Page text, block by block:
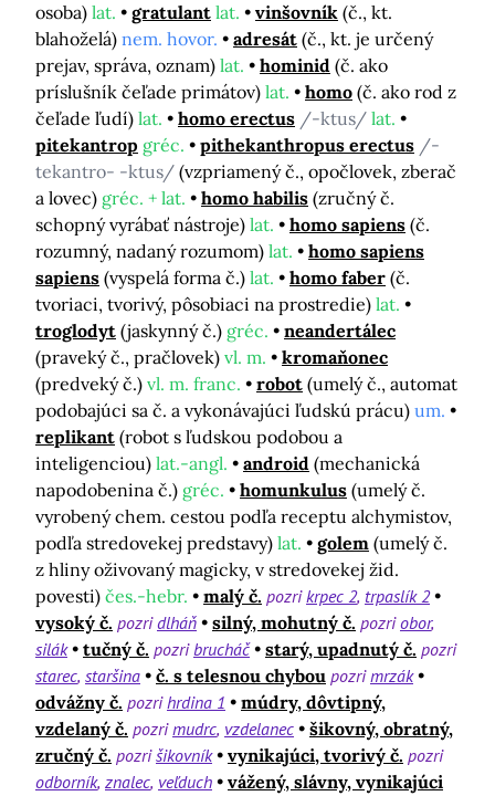
osoba) lat. gratulant lat. vinšovník (č., kt.
blahoželá) nem. hovor. adresát (č., kt. je určený
prejav, správa, oznam) lat. hominid (č. ako
príslušník čeľade primátov) lat. homo (č. ako rod z
čeľade ľudí) lat. homo erectus /-ktus/ lat.
pitekantrop gréc. pithekanthropus erectus /-
tekantro- -ktus/ (vzpriamený č., opočlovek, zberač
a lovec) gréc. + lat. homo habilis (zručný č.
schopný vyrábať nástroje) lat. homo sapiens (č.
rozumný, nadaný rozumom) lat.
homo sapiens
sapiens (vyspelá forma č.) lat. homo faber (č.
tvoriaci, tvorivý, pôsobiaci na prostredie) lat.
troglodyt (jaskynný č.) gréc.
neandertálec
(praveký č., pračlovek) vl. m.
kromaňonec
(predveký č.) vl. m. franc. robot (umelý č., automat
podobajúci sa č. a vykonávajúci ľudskú prácu) um.
replikant (robot s ľudskou podobou a
inteligenciou) lat.-angl. android (mechanická
napodobenina č.) gréc. homunkulus (umelý č.
vyrobený chem. cestou podľa receptu alchymistov,
podľa stredovekej predstavy) lat. golem (umelý č.
z hliny oživovaný magicky, v stredovekej žid.
povesti) čes.-hebr. malý č. pozrikrpec 2 trpaslík 2
vysoký č. pozridlháň silný, mohutný č. pozriobor
silák
tučný č. pozribrucháč starý, upadnutý č. pozri
starec staršina č. s telesnou chybou pozrimrzák
odvážny č. pozrihrdina 1
múdry, dôvtipný,
vzdelaný č. pozrimudrc vzdelanec
šikovný, obratný,
zručný č. pozrišikovník vynikajúci, tvorivý č. pozri
odborník znalec veľduch
vážený, slávny, vynikajúci